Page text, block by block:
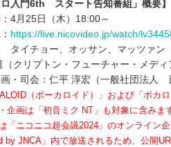
ロ入門6th スタート告知番組」概要】
4月25日（木）18:00～
https://live.nicovideo.jp/watch/
タイチョー、オッサン、マッツァン
クリプトン・フューチャー・メディ
・司会：仁平 淳宏（一般社団法人
（ボーカロイド）」および「ボカ
企画は「初音ミク NT」も対象に含みま
「ニコニコ超会議2024」のオンライン
by JNCA」内で放送されるため、公開